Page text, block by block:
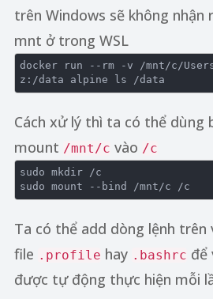
trên Windows sẽ không nhận
mnt ở trong WSL
docker run --rm -v /mnt/c/
z: /data alpine ls /data
Cách xử lý thì ta có thể dùng
mount /mnt/c vào /c
sudo mkdir /c
sudo mount --bind /mnt/c /c
Ta có thể add dòng lệnh trên
file .profile hay .bashrc để
được tự động thực hiện mỗi